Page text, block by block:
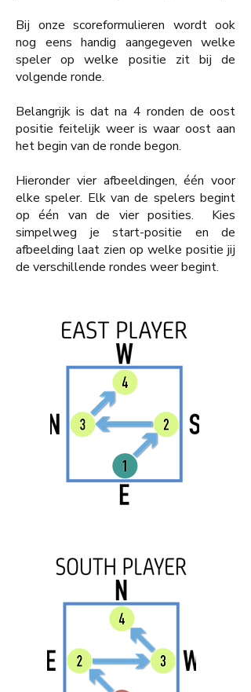
Bij onze scoreformulieren wordt ook
nog eens handig aangegeven welke
speler op welke positie zit bij de
volgende ronde.
Belangrijk is dat na 4 ronden de oost
positie feitelijk weer is waar oost aan
het begin van de ronde begon.
Hieronder vier afbeeldingen, één voor
elke speler. Elk van de spelers begint
op één van de vier posities. Kies
simpelweg je start-positie en de
afbeelding laat zien op welke positie jij
de verschillende rondes weer begint.